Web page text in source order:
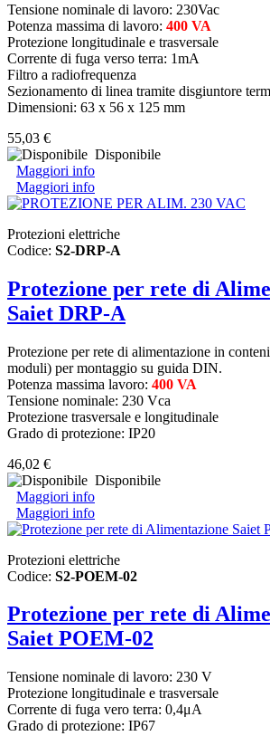
Tensione nominale di lavoro: 230Vac
Potenza massima di lavoro: 400 VA
Protezione longitudinale e trasversale
Corrente di fuga verso terra: 1mA
Filtro a radiofrequenza
Sezionamento di linea tramite disgiuntore
Dimensioni: 63 x 56 x 125 mm
55,03 €
Disponibile
Maggiori info
Maggiori info
Protezioni elettriche
Codice: S2-DRP-A
Protezione per rete di
Saiet DRP-A
Protezione per rete di alimentazione in
moduli) per montaggio su guida DIN.
Potenza massima lavoro: 400 VA
Tensione nominale: 230 Vca
Protezione trasversale e longitudinale
Grado di protezione: IP20
46,02 €
Disponibile
Maggiori info
Maggiori info
Protezioni elettriche
Codice: S2-POEM-02
Protezione per rete di
Saiet POEM-02
Tensione nominale di lavoro: 230 V
Protezione longitudinale e trasversale
Corrente di fuga vero terra: 0,4μA
Grado di protezione: IP67